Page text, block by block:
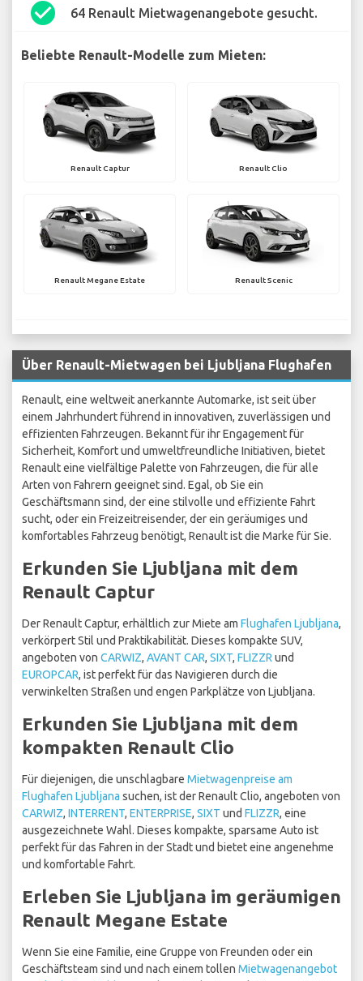
check_circle 64 Renault Mietwagenangebote gesucht.
Beliebte Renault-Modelle zum Mieten:
Renault Captur Renault Clio
Renault Megane Estate Renault Scenic
Über Renault-Mietwagen bei Ljubljana Flughafen
Renault, eine weltweit anerkannte Automarke, ist seit über
einem Jahrhundert führend in innovativen, zuverlässigen und
effizienten Fahrzeugen. Bekannt für ihr Engagement für
Sicherheit, Komfort und umweltfreundliche Initiativen, bietet
Renault eine vielfältige Palette von Fahrzeugen, die für alle
Arten von Fahrern geeignet sind. Egal, ob Sie ein
Geschäftsmann sind, der eine stilvolle und effiziente Fahrt
sucht, oder ein Freizeitreisender, der ein geräumiges und
komfortables Fahrzeug benötigt, Renault ist die Marke für Sie.
Erkunden Sie Ljubljana mit dem
Renault Captur
Der Renault Captur, erhältlich zur Miete am Flughafen Ljubljana,
verkörpert Stil und Praktikabilität. Dieses kompakte SUV,
angeboten von CARWIZ, AVANT CAR, SIXT, FLIZZR und
EUROPCAR, ist perfekt für das Navigieren durch die
verwinkelten Straßen und engen Parkplätze von Ljubljana.
Erkunden Sie Ljubljana mit dem
kompakten Renault Clio
Für diejenigen, die unschlagbare Mietwagenpreise am
Flughafen Ljubljana suchen, ist der Renault Clio, angeboten von
CARWIZ, INTERRENT, ENTERPRISE, SIXT und FLIZZR, eine
ausgezeichnete Wahl. Dieses kompakte, sparsame Auto ist
perfekt für das Fahren in der Stadt und bietet eine angenehme
und komfortable Fahrt.
Erleben Sie Ljubljana im geräumigen
Renault Megane Estate
Wenn Sie eine Familie, eine Gruppe von Freunden oder ein
Geschäftsteam sind und nach einem tollen Mietwagenangebot